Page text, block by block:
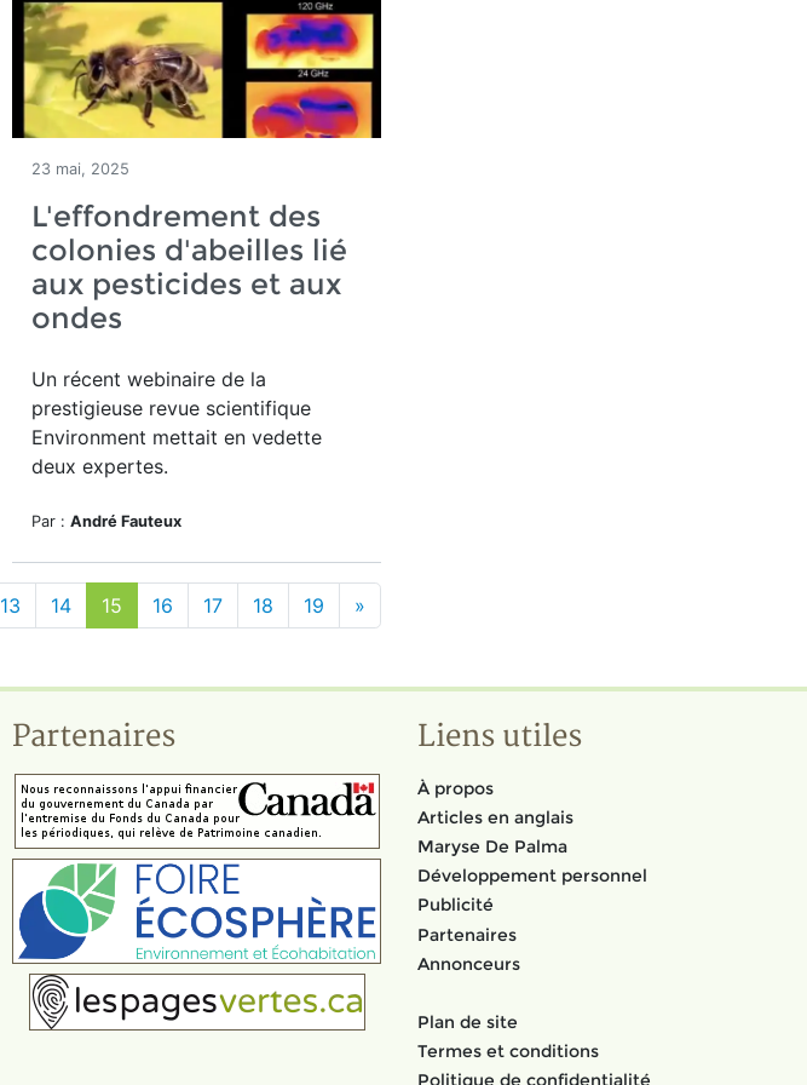
23 mai, 2025
L'effondrement des
colonies d'abeilles lié
aux pesticides et aux
ondes
Un récent webinaire de la
prestigieuse revue scientifique
Environment mettait en vedette
deux expertes.
Par : André Fauteux
13 14 15 16 17 18 19 »
Partenaires Liens utiles
À propos
Articles en anglais
Maryse De Palma
Développement personnel
Publicité
Partenaires
Annonceurs
Plan de site
Termes et conditions
Politique de confidentialité